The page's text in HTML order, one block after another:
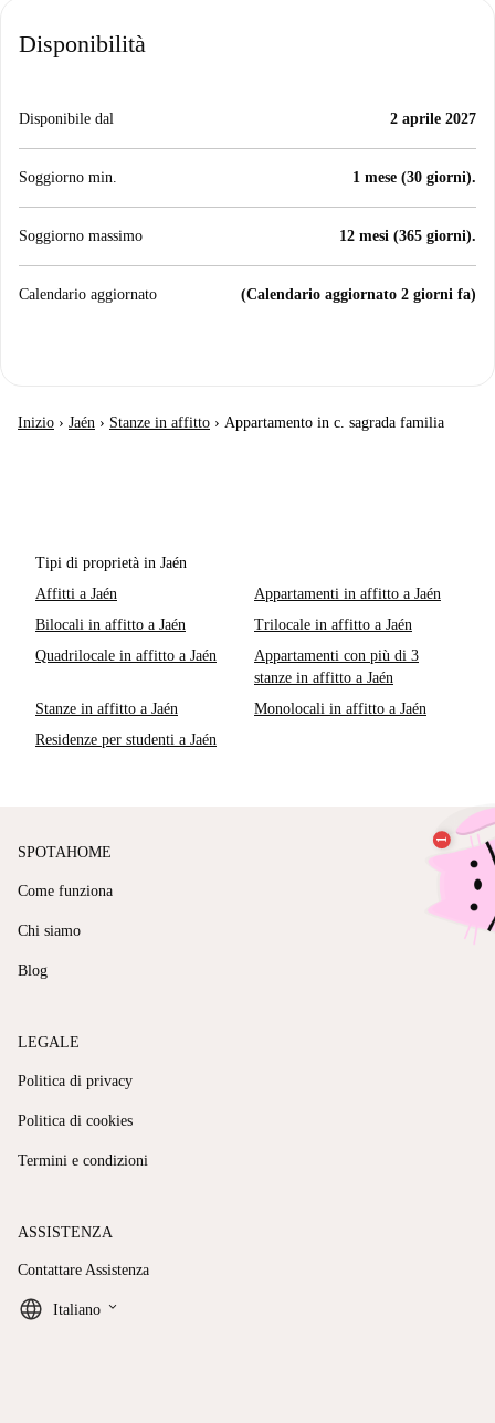
Disponibilità
Disponibile dal 2 aprile 2027
Soggiorno min. 1 mese (30 giorni).
Soggiorno massimo 12 mesi (365 giorni).
Calendario aggiornato (Calendario aggiornato 2 giorni fa)
Inizio › Jaén › Stanze in affitto › Appartamento in c. sagrada familia
Tipi di proprietà in Jaén
Affitti a Jaén
Appartamenti in affitto a Jaén
Bilocali in affitto a Jaén
Trilocale in affitto a Jaén
Quadrilocale in affitto a Jaén
Appartamenti con più di 3
stanze in affitto a Jaén
Stanze in affitto a Jaén
Monolocali in affitto a Jaén
Residenze per studenti a Jaén
SPOTAHOME
Come funziona
Chi siamo
Blog
LEGALE
Politica di privacy
Politica di cookies
Termini e condizioni
ASSISTENZA
Contattare Assistenza
Italiano keyboard_arrow_down